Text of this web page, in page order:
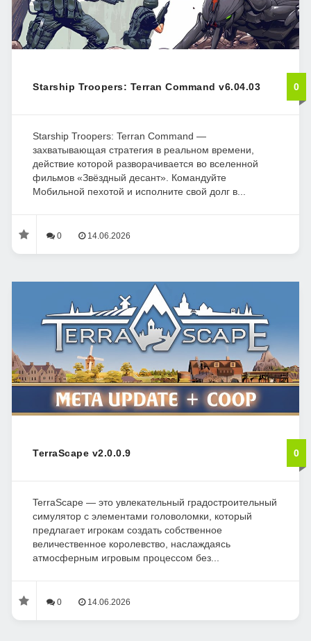
Starship Troopers: Terran Command v6.04.03 0
Starship Troopers: Terran Command —
захватывающая стратегия в реальном времени,
действие которой разворачивается во вселенной
фильмов «Звёздный десант». Командуйте
Мобильной пехотой и исполните свой долг в...
0 14.06.2026
TerraScape v2.0.0.9 0
TerraScape — это увлекательный градостроительный
симулятор с элементами головоломки, который
предлагает игрокам создать собственное
величественное королевство, наслаждаясь
атмосферным игровым процессом без...
0 14.06.2026